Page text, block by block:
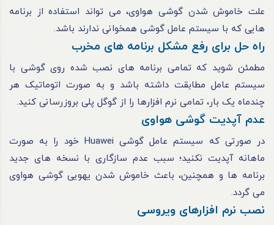
علت خاموش شدن گوشی هواوی، می تواند استفاده از برنامه
‌هایی که با سیستم عامل گوشی همخوانی ندارند باشد.
راه حل برای رفع مشکل برنامه ‌های مخرب
مطمئن شوید که تمامی برنامه های نصب شده روی گوشی با
سیستم عامل مطابقت داشته باشد و به صورت اتوماتیک هر
چندماه یک بار، تمامی نرم افزارها را از گوگل پلی بروزرسانی کنید.
عدم آپدیت گوشی هواوی
در صورتی که سیستم عامل گوشی Huawei خود را به صورت
ماهانه آپدیت نکنید؛ سبب عدم سازگاری با نسخه‌ های جدید
برنامه ‌ها و همچنین، باعث خاموش شدن یهویی گوشی هواوی
می گردد.
نصب نرم افزارهای ویروسی